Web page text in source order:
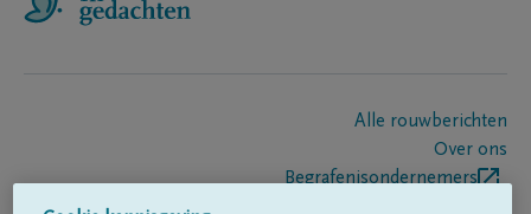
Alle rouwberichten
Over ons
Begrafenisondernemers